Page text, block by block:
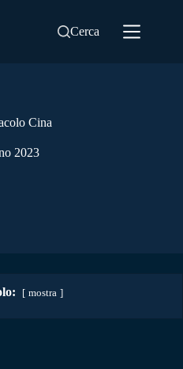
Cerca
Cina
2023
mostra